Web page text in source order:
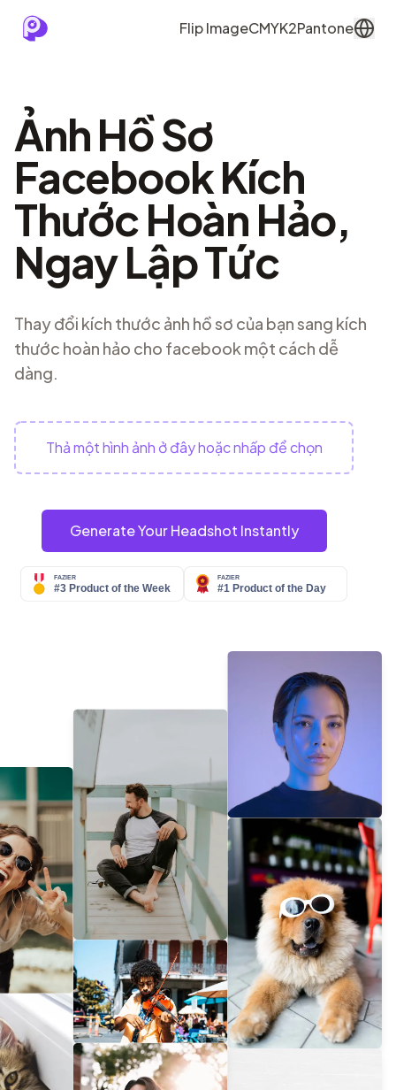
Flip ImageCMYK2Pantone
Ảnh Hồ Sơ
Facebook Kích
Thước Hoàn Hảo,
Ngay Lập Tức
Thay đổi kích thước ảnh hồ sơ của bạn sang kích
thước hoàn hảo cho facebook một cách dễ
dàng.
Thả một hình ảnh ở đây hoặc nhấp để chọn
Generate Your Headshot Instantly